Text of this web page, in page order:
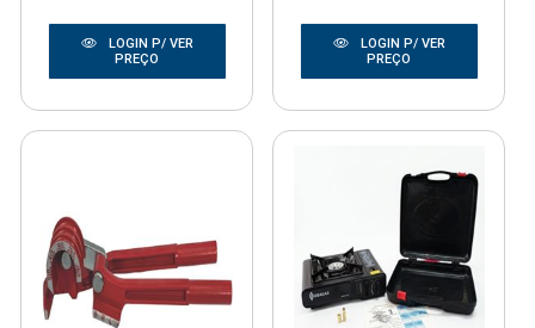
LOGIN P/ VER
PREÇO
LOGIN P/ VER
PREÇO